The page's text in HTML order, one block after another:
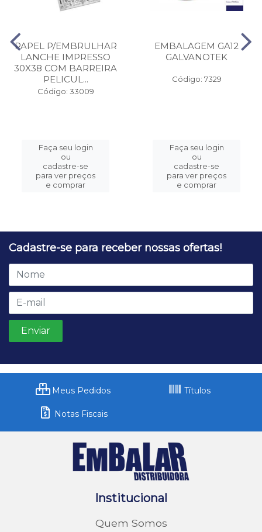
PAPEL P/EMBRULHAR
LANCHE IMPRESSO
30X38 COM BARREIRA
PELICUL...
Código: 33009
Faça seu login
ou
cadastre-se
para ver preços
e comprar
EMBALAGEM GA12
GALVANOTEK
Código: 7329
Faça seu login
ou
cadastre-se
para ver preços
e comprar
Cadastre-se para receber nossas ofertas!
Meus Pedidos Títulos
Notas Fiscais
Institucional
Quem Somos